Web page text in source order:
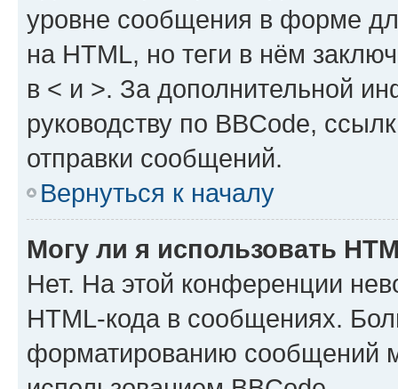
уровне сообщения в форме
на HTML, но теги в нём
в < и >. За дополнительной
руководству по BBCode,
отправки сообщений.
Вернуться к началу
Могу ли я использовать
Нет. На этой конференции
HTML-кода в сообщениях.
форматированию сообщений